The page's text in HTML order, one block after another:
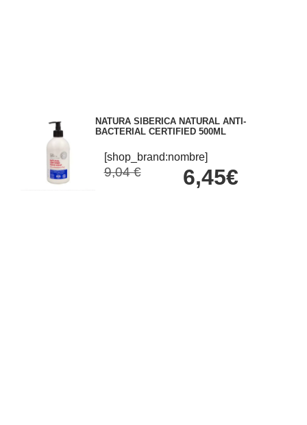
NATURA SIBERICA NATURAL ANTI-
BACTERIAL CERTIFIED 500ML
[shop_brand:nombre]
9,04 € 6,45€